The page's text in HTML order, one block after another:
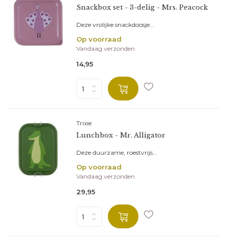
Snackbox set - 3-delig - Mrs. Peacock
Deze vrolijke snackdoosje...
Op voorraad
Vandaag verzonden
14,95
Trixie
Lunchbox - Mr. Alligator
Deze duurzame, roestvrijs...
Op voorraad
Vandaag verzonden
29,95